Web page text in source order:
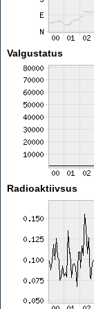
Valgustatus
Radioaktiivsus